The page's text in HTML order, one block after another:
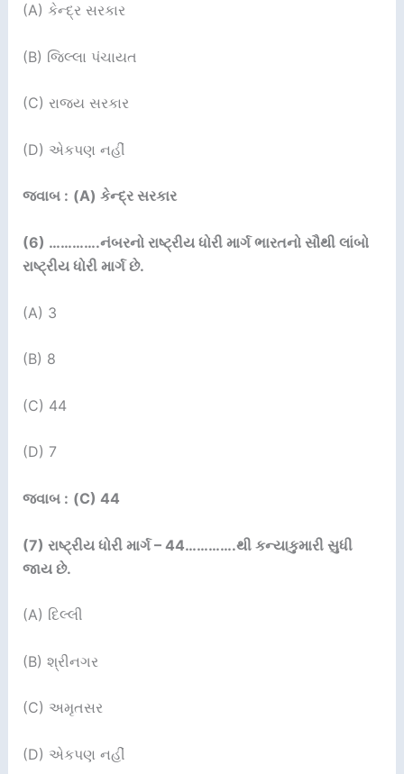
(A) કેન્દ્ર સરકાર
(B) જિલ્લા પંચાયત
(C) રાજ્ય સરકાર
(D) એકપણ નહીં
જવાબ : (A) કેન્દ્ર સરકાર
(6) ………….નંબરનો રાષ્ટ્રીય ધોરી માર્ગ ભારતનો સૌથી લાંબો
રાષ્ટ્રીય ધોરી માર્ગ છે.
(A) 3
(B) 8
(C) 44
(D) 7
જવાબ : (C) 44
(7) રાષ્ટ્રીય ધોરી માર્ગ – 44………….થી કન્યાકુમારી સુધી
જાય છે.
(A) દિલ્લી
(B) શ્રીનગર
(C) અમૃતસર
(D) એકપણ નહીં